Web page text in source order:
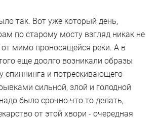
так. Вот уже который день,
по старому мосту взгляд никак не
от мимо проносящейся реки. А в
еще доолго возникали образы
спиннинга и потрескивающего
сильной, злой и голодной
было срочно что то делать,
от этой хвори - очередная